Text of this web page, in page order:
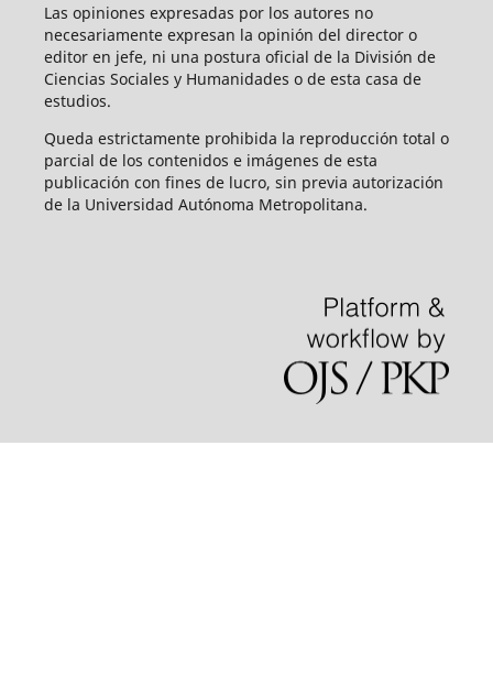
Las opiniones expresadas por los autores no
necesariamente expresan la opinión del director o
editor en jefe, ni una postura oficial de la División de
Ciencias Sociales y Humanidades o de esta casa de
estudios.
Queda estrictamente prohibida la reproducción total o
parcial de los contenidos e imágenes de esta
publicación con fines de lucro, sin previa autorización
de la Universidad Autónoma Metropolitana.